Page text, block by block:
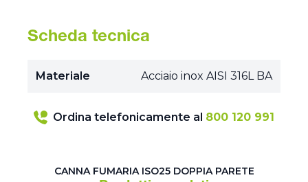
Scheda tecnica
Materiale Acciaio inox AISI 316L BA
Ordina telefonicamente al 800 120 991
CANNA FUMARIA ISO25 DOPPIA PARETE